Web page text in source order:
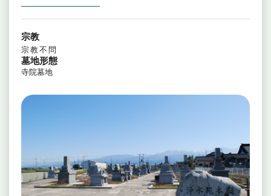
宗教
宗教不問
墓地形態
寺院墓地